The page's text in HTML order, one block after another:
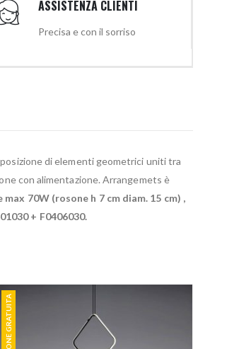
ASSISTENZA CLIENTI
Precisa e con il sorriso
di elementi geometrici uniti tra
con alimentazione. Arrangemets è
70W (rosone h 7 cm diam. 15 cm) ,
+ F0406030.